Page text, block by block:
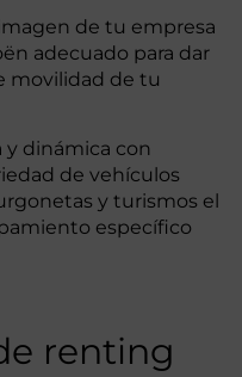
de tu empresa
adecuado para dar
movilidad de tu
y dinámica con
de vehículos
y turismos el
específico
renting